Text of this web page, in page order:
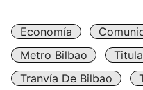
Economía
Metro Bilbao
Tranvía De Bilbao